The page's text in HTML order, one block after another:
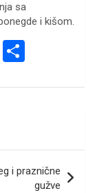
sa
i kišom.
T
m
ar
i praznične
gužve